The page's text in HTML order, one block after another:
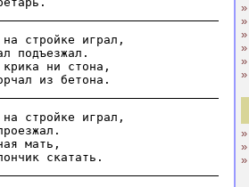
стройке играл,
подъезжал.
ни стона,
стройке играл,
мать,
»
»
»
»
»
»
»
»
»